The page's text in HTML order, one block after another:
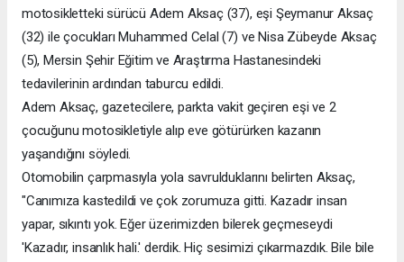
motosikletteki sürücü Adem Aksaç (37), eşi Şeymanur Aksaç
(32) ile çocukları Muhammed Celal (7) ve Nisa Zübeyde Aksaç
(5), Mersin Şehir Eğitim ve Araştırma Hastanesindeki
tedavilerinin ardından taburcu edildi.
Adem Aksaç, gazetecilere, parkta vakit geçiren eşi ve 2
çocuğunu motosikletiyle alıp eve götürürken kazanın
yaşandığını söyledi.
Otomobilin çarpmasıyla yola savrulduklarını belirten Aksaç,
"Canımıza kastedildi ve çok zorumuza gitti. Kazadır insan
yapar, sıkıntı yok. Eğer üzerimizden bilerek geçmeseydi
'Kazadır, insanlık hali.' derdik. Hiç sesimizi çıkarmazdık. Bile bile